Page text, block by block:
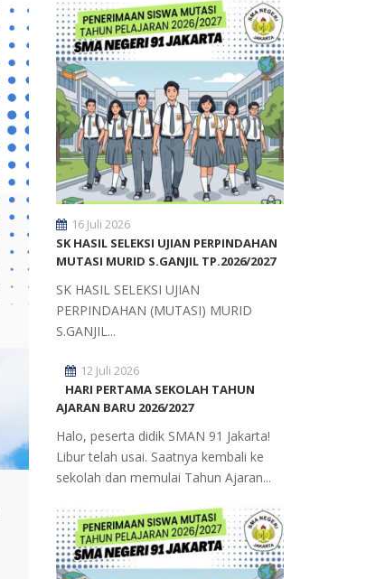
16 Juli 2026
SK HASIL SELEKSI UJIAN PERPINDAHAN
MUTASI MURID S.GANJIL TP.2026/2027
SK HASIL SELEKSI UJIAN
PERPINDAHAN (MUTASI) MURID
S.GANJIL...
12 Juli 2026
HARI PERTAMA SEKOLAH TAHUN
AJARAN BARU 2026/2027
Halo, peserta didik SMAN 91 Jakarta!
Libur telah usai. Saatnya kembali ke
sekolah dan memulai Tahun Ajaran...